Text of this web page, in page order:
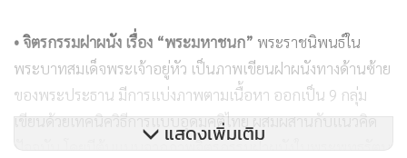
• จิตรกรรมฝาผนัง เรื่อง “พระมหาชนก” พระราชนิพนธ์ใน
พระบาทสมเด็จพระเจ้าอยู่หัว เป็นภาพเขียนฝาผนังทางด้านซ้าย
ของพระประธาน มีการแบ่งภาพตามเนื้อหา ออกเป็น 9 กลุ่ม
เขียนด้วยเทคนิควิธีการแบบอุดมคติไทย ผสมผสานกับแนวคิด
ปัจจุบัน โดยมีต้นแบบจากภาพจิตรกรรมฝาผนังในพระพุทธรัตน
แสดงเพิ่มเติม